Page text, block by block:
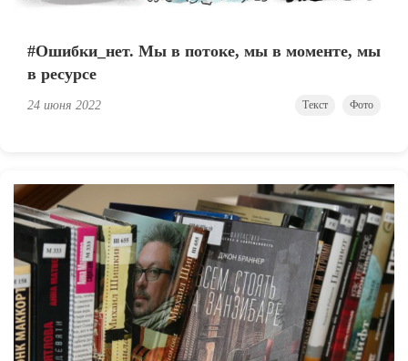
#Ошибки_нет. Мы в потоке, мы в моменте, мы
в ресурсе
24 июня 2022 Текст Фото